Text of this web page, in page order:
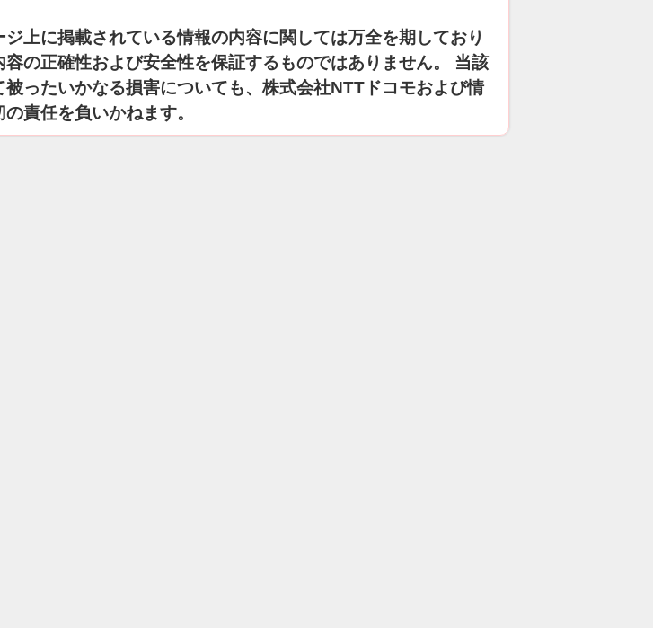
上に掲載されている情報の内容に関しては万全を期しており
容の正確性および安全性を保証するものではありません。 当該
被ったいかなる損害についても、株式会社NTTドコモおよび情
責任を負いかねます。